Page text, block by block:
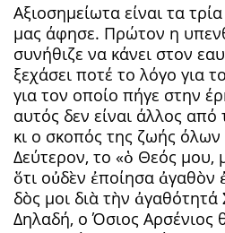
Αξιοσημείωτα είναι τα
μας άφησε. Πρώτον η
συνήθιζε να κάνει στον
ξεχάσει ποτέ το λόγο για
για τον οποίο πήγε στην
αυτός δεν είναι άλλος
κι ο σκοπός της ζωής
Δεύτερον, το «ὁ Θεός μου,
ὅτι οὐδὲν ἐποίησα
δὸς μοι διὰ τὴν
Δηλαδή, ο Όσιος Αρσένιος